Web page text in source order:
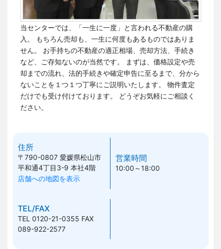
当センターでは、「一生に一度」と言われる不動産の購
入。 もちろん売却も、一生に何度もあるものではありま
せん。
お手持ちの不動産の適正相場、売却方法、手続き
など、ご存知ないのが当然です。
まずは、価格設定や売
却までの流れ、法的手続きや確定申告に至るまで、分から
ないことを１つ１つ丁寧にご説明いたします。 物件査定
だけでも受け付けております。
どうぞお気軽にご相談く
ださい。
住所
〒790-0807愛媛県松山市
平和通4丁目3-9 本社4階
店舗への地図を表示
営業時間
10:00～18:00
TEL/FAX
TEL 0120-21-0355 FAX
089-922-2577